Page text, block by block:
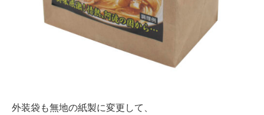
外装袋も無地の紙製に変更して、